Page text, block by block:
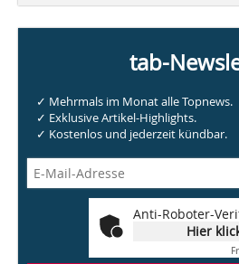
tab-
✓ Mehrmals im Monat alle Topnews.
✓ Exklusive Artikel-Highlights.
✓ Kostenlos und jederzeit kündbar.
Anti-Roboter-
Hier